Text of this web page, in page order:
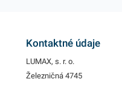
a pomôže udržať váš pokrm
je vhodný na teplé jedlá a
Kontaktné údaje
LUMAX, s. r. o.
Železničná 4745